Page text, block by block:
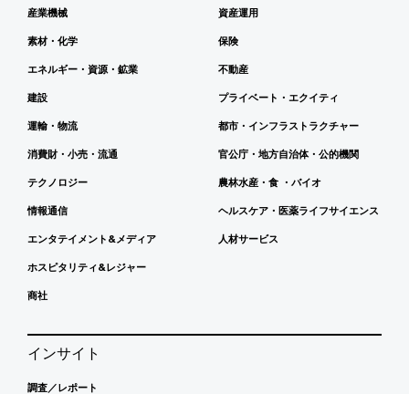
産業機械
素材・化学
エネルギー・資源・鉱業
建設
運輸・物流
消費財・小売・流通
テクノロジー
情報通信
エンタテイメント&メディア
ホスピタリティ&レジャー
商社
資産運用
保険
不動産
プライベート・エクイティ
都市・インフラストラクチャー
官公庁・地方自治体・公的機関
農林水産・食 ・バイオ
ヘルスケア・医薬ライフサイエンス
人材サービス
インサイト
調査／レポート